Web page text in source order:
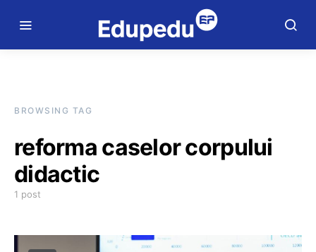
BROWSING TAG
reforma caselor corpului
didactic
1 post